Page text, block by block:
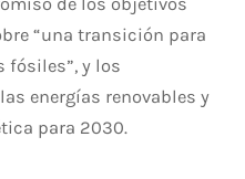
“una transición para
fósiles”, y los
energías renovables y
para 2030.